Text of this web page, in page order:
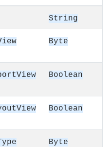
String
Byte
Boolean
Boolean
Byte